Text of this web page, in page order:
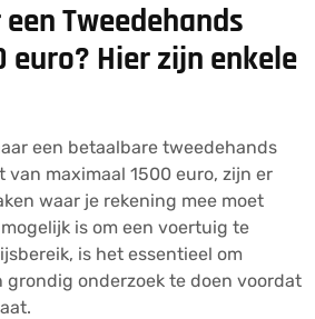
Tweedehands
euro? Hier zijn enkele
een betaalbare tweedehands
maximaal 1500 euro, zijn er
waar je rekening mee moet
is om een voertuig te
is het essentieel om
onderzoek te doen voordat